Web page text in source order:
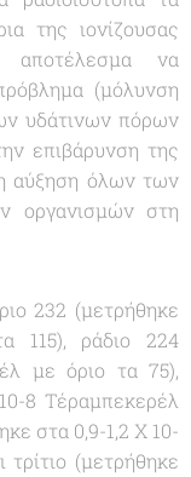
της ιονίζουσας
αποτέλεσμα να
(μόλυνση
υδάτινων πόρων
επιβάρυνση της
αύξηση όλων των
οργανισμών στη
232 (μετρήθηκε
115), ράδιο 224
με όριο τα 75),
8 Τέραμπεκερέλ
στα 0,9-1,2 Χ 10-
(μετρήθηκε